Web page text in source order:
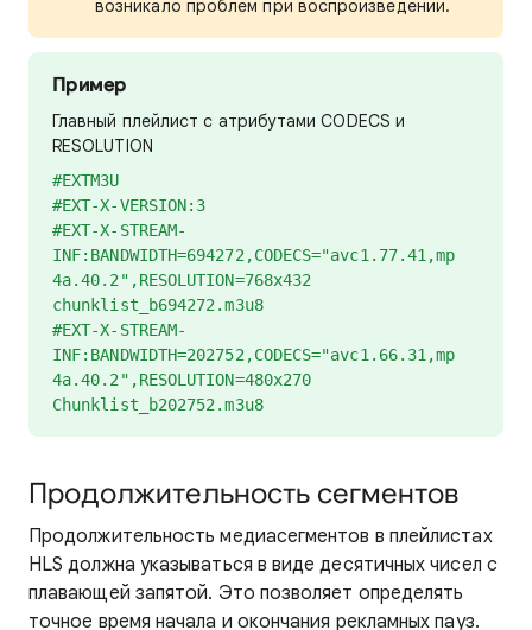
возникало проблем при воспроизведении.
Пример
Главный плейлист с атрибутами CODECS и
RESOLUTION
#EXTM3U
#EXT-X-VERSION:3
#EXT-X-STREAM-
INF:BANDWIDTH=694272,CODECS="avc1.77.41,mp
4a.40.2",RESOLUTION=768x432
chunklist_b694272.m3u8
#EXT-X-STREAM-
INF:BANDWIDTH=202752,CODECS="avc1.66.31,mp
4a.40.2",RESOLUTION=480x270
Chunklist_b202752.m3u8
Продолжительность сегментов
Продолжительность медиасегментов в плейлистах
HLS должна указываться в виде десятичных чисел с
плавающей запятой. Это позволяет определять
точное время начала и окончания рекламных пауз.